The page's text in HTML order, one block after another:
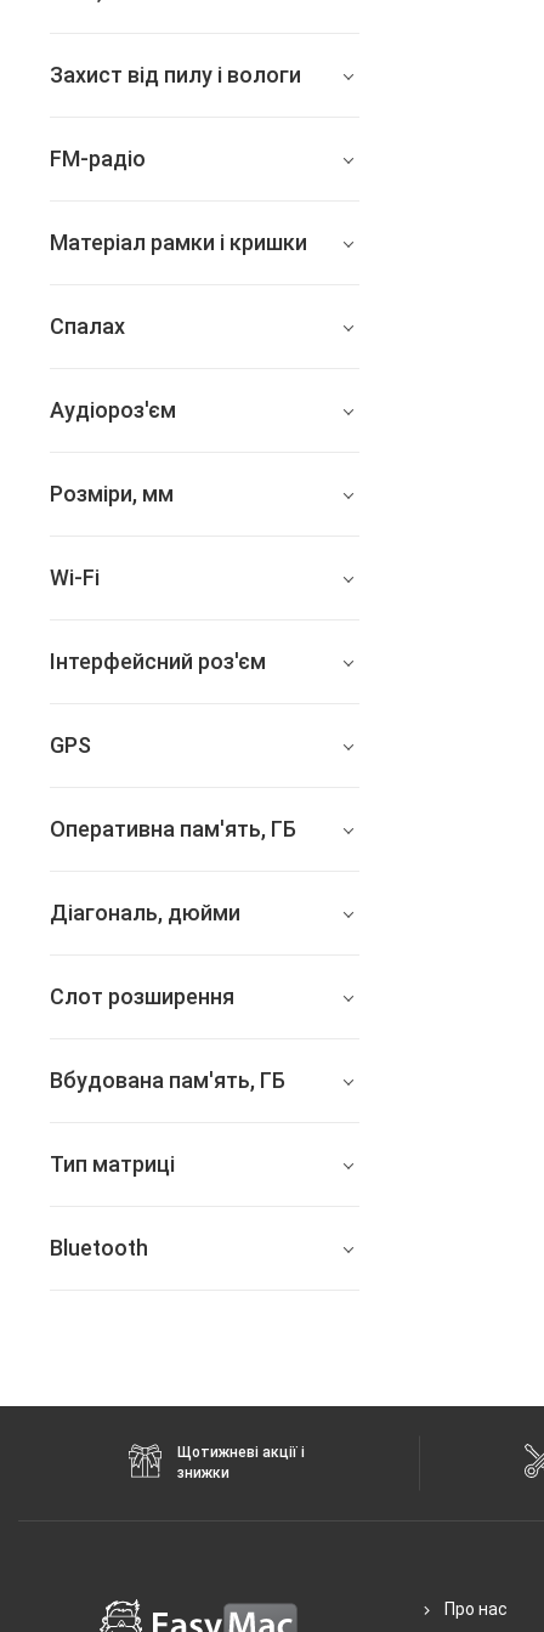
Захист від пилу і вологи
FM-радіо
Матеріал рамки і кришки
Спалах
Аудіороз'єм
Розміри, мм
Wi-Fi
ГГц
Інтерфейсний роз'єм
GPS
Оперативна пам'ять, ГБ
Діагональ, дюйми
Слот розширення
Вбудована пам'ять, ГБ
512
Тип матриці
Bluetooth
Щотижневі акції і
знижки
Про нас